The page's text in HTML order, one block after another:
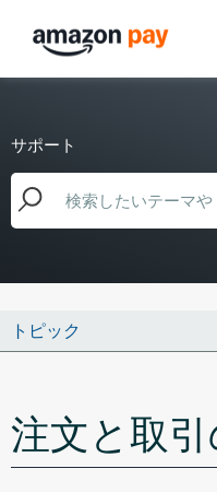
サポート
トピック
注文と取